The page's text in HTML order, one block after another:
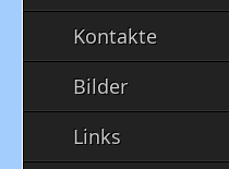
Kontakte
Bilder
Links